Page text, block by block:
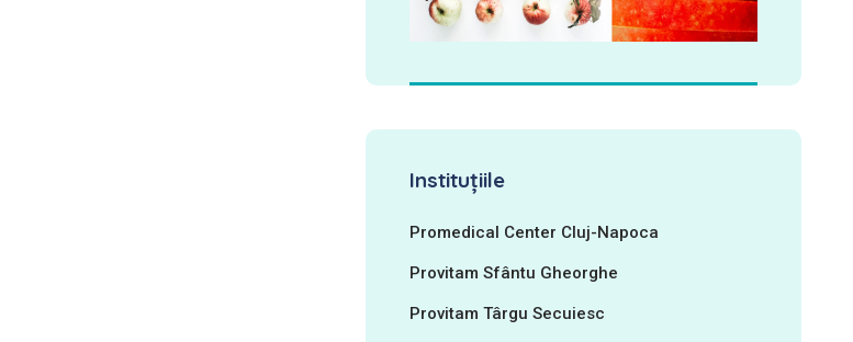
Instituţiile
Promedical Center Cluj-Napoca
Provitam Sfântu Gheorghe
Provitam Târgu Secuiesc